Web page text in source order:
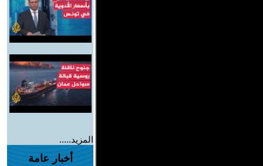
المزيد.....
أخبار عامة